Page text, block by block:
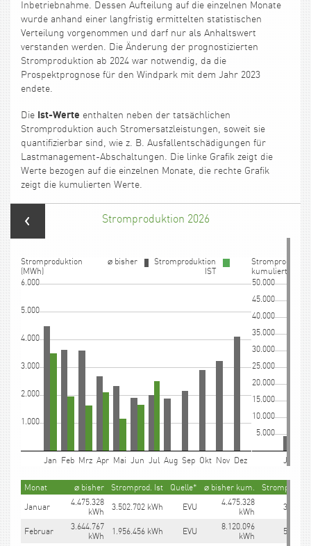
Inbetriebnahme. Dessen Aufteilung auf die einzelnen Monate
wurde anhand einer langfristig ermittelten statistischen
Verteilung vorgenommen und darf nur als Anhaltswert
verstanden werden. Die Änderung der prognostizierten
Stromproduktion ab 2024 war notwendig, da die
Prospektprognose für den Windpark mit dem Jahr 2023
endete.
Die Ist-Werte enthalten neben der tatsächlichen
Stromproduktion auch Stromersatzleistungen, soweit sie
quantifizierbar sind, wie z. B. Ausfallentschädigungen für
Lastmanagement-Abschaltungen. Die linke Grafik zeigt die
Werte bezogen auf die einzelnen Monate, die rechte Grafik
zeigt die kumulierten Werte.
Stromproduktion 2026
Stromproduktion
(MWh)
⌀ bisher
Stromproduktion
IST
kumuliert MWh)
6.000
50.000
45.000
5.000
40.000
35.000
4.000
30.000
3.000
25.000
20.000
2.000
15.000
10.000
1.000
5.000
Jan Feb Mrz Apr Mai Jun Jul Aug Sep Okt Nov Dez Jan
Monat ⌀ bisher Stromprod. Ist Quelle* ⌀ bisher kum. Stromprod.
Januar
4.475.328
kWh
3.502.702 kWh EVU
4.475.328
kWh
Februar
3.644.767
kWh
1.956.456 kWh EVU
8.120.096
kWh